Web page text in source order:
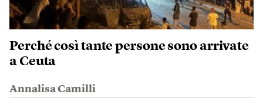
Perché così tante persone sono arrivate
a Ceuta
Annalisa Camilli